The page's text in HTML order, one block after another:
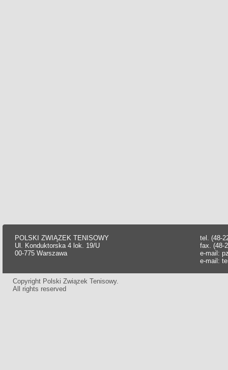
POLSKI ZWIĄZEK TENISOWY
Ul. Konduktorska 4 lok. 19/U
00-775 Warszawa
tel. (48-
fax. (48-
e-mail:
e-mail:
Copyright Polski Związek Tenisowy.
All rights reserved